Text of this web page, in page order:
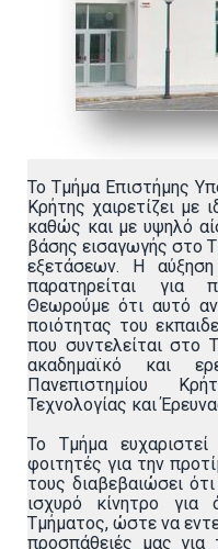
Το Τμήμα Επιστήμης
Κρήτης χαιρετίζει με
καθώς και με υψηλό
βάσης εισαγωγής στο
εξετάσεων. Η
παρατηρείται για
Θεωρούμε ότι αυτό
ποιότητας του
που συντελείται στο
ακαδημαϊκό και
Πανεπιστημίου
Τεχνολογίας και
Το Τμήμα
φοιτητές για την
τους διαβεβαιώσει
ισχυρό κίνητρο
Τμήματος, ώστε να
προσπάθειές μας για